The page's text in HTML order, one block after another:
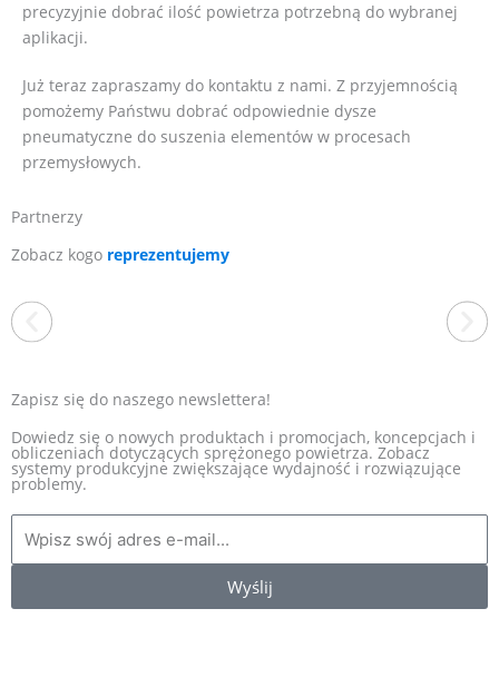
precyzyjnie dobrać ilość powietrza potrzebną do wybranej
aplikacji.
Już teraz zapraszamy do kontaktu z nami. Z przyjemnością
pomożemy Państwu dobrać odpowiednie dysze
pneumatyczne do suszenia elementów w procesach
przemysłowych.
Partnerzy
Zobacz kogo reprezentujemy
EXAIR
Jesteśmy wyłącznym dystrybutorem amerykańskiej firmy EXAIR
w Polsce. To producent, który od ponad 40 lat wyznacza
standardy w branży produktów zasilanych sprężonym
powietrzem. Oferta obejmuje energooszczędne dysze
odkurzacze pneumatyczne i wiele innych. Jako wieloletni
dystrybutor marki EXAIR w Polsce, oferujemy kompleksową
Zapisz się do naszego newslettera!
Dowiedz się o nowych produktach i promocjach, koncepcjach i
obliczeniach dotyczących sprężonego powietrza. Zobacz
systemy produkcyjne zwiększające wydajność i rozwiązujące
problemy.
Wyślij